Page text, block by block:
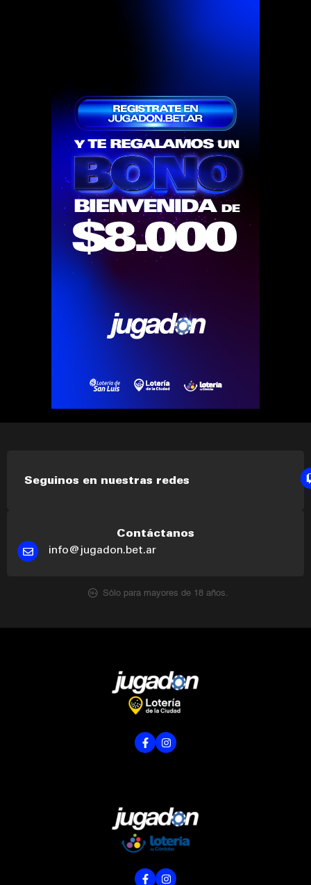
Seguinos en nuestras redes
Contáctanos
info@jugadon.bet.ar
Sólo para mayores de 18 años.